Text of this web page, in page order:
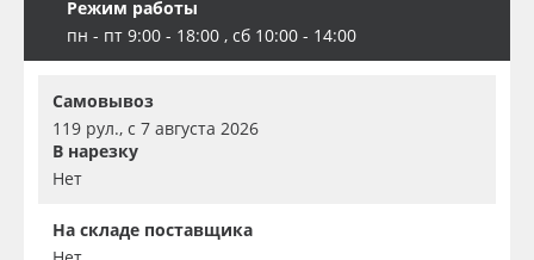
Режим работы
пн - пт 9:00 - 18:00 , сб 10:00 - 14:00
Самовывоз
119 рул., с 7 августа 2026
В нарезку
Нет
На складе поставщика